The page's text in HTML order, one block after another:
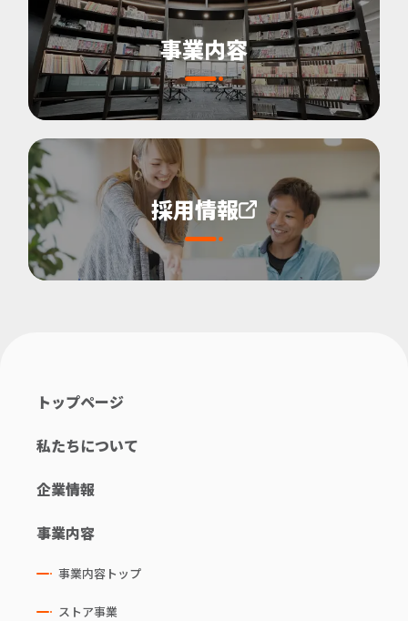
事業内容
採用情報
トップページ
私たちについて
企業情報
事業内容
事業内容トップ
ストア事業